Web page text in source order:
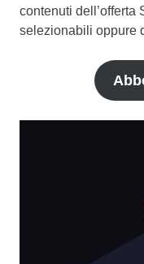
contenuti dell’offerta
selezionabili oppure